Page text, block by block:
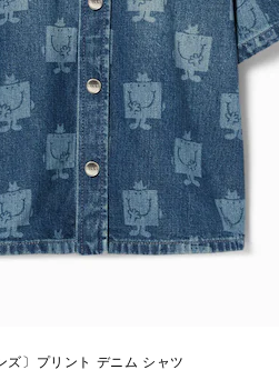
ズ〕プリント デニム シャツ